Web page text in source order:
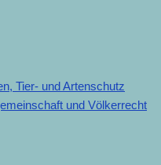
Tier- und Artenschutz
und Völkerrecht